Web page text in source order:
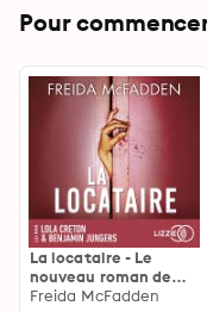
Pour
La locataire - Le
nouveau roman de
l'autrice de La femme
Freida McFadden